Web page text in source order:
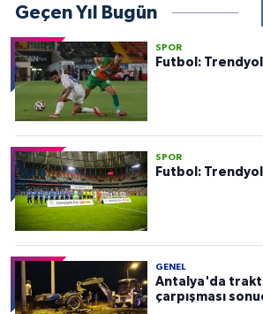
Geçen Yıl Bugün
SPOR
Futbol:
SPOR
Futbol: Trendyol
GENEL
Antalya'da
çarpışması